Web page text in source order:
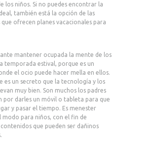
los niños. Si no puedes encontrar la
también está la opción de las
que ofrecen planes vacacionales para
mantener ocupada la mente de los
temporada estival, porque es un
el ocio puede hacer mella en ellos.
es un secreto que la tecnología y los
muy bien. Son muchos los padres
por darles un móvil o tableta para que
y pasar el tiempo. Es menester
modo para niños, con el fin de
que pueden ser dañinos